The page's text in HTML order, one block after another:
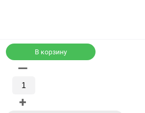
Каталог
В корзину
—
+